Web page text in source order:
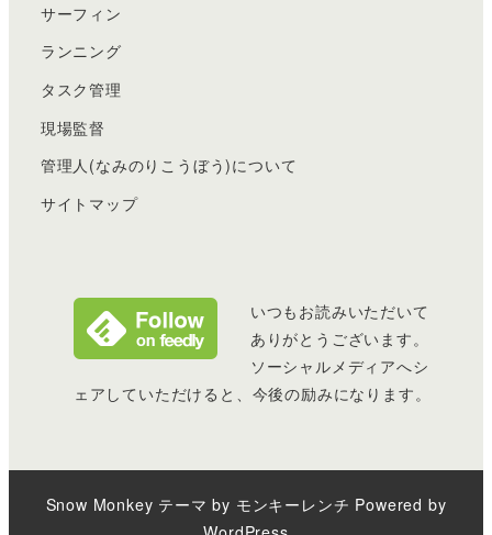
サーフィン
ランニング
タスク管理
現場監督
管理人(なみのりこうぼう)について
サイトマップ
いつもお読みいただいて
ありがとうございます。
ソーシャルメディアへシ
ェアしていただけると、今後の励みになります。
Snow Monkey テーマ by モンキーレンチ Powered by